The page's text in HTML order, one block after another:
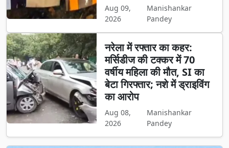
Aug 09,
2026
Manishankar
Pandey
नरेला में रफ्तार का कहर:
मर्सिडीज की टक्कर में 70
वर्षीय महिला की मौत, SI का
बेटा गिरफ्तार; नशे में ड्राइविंग
का आरोप
Aug 08,
2026
Manishankar
Pandey